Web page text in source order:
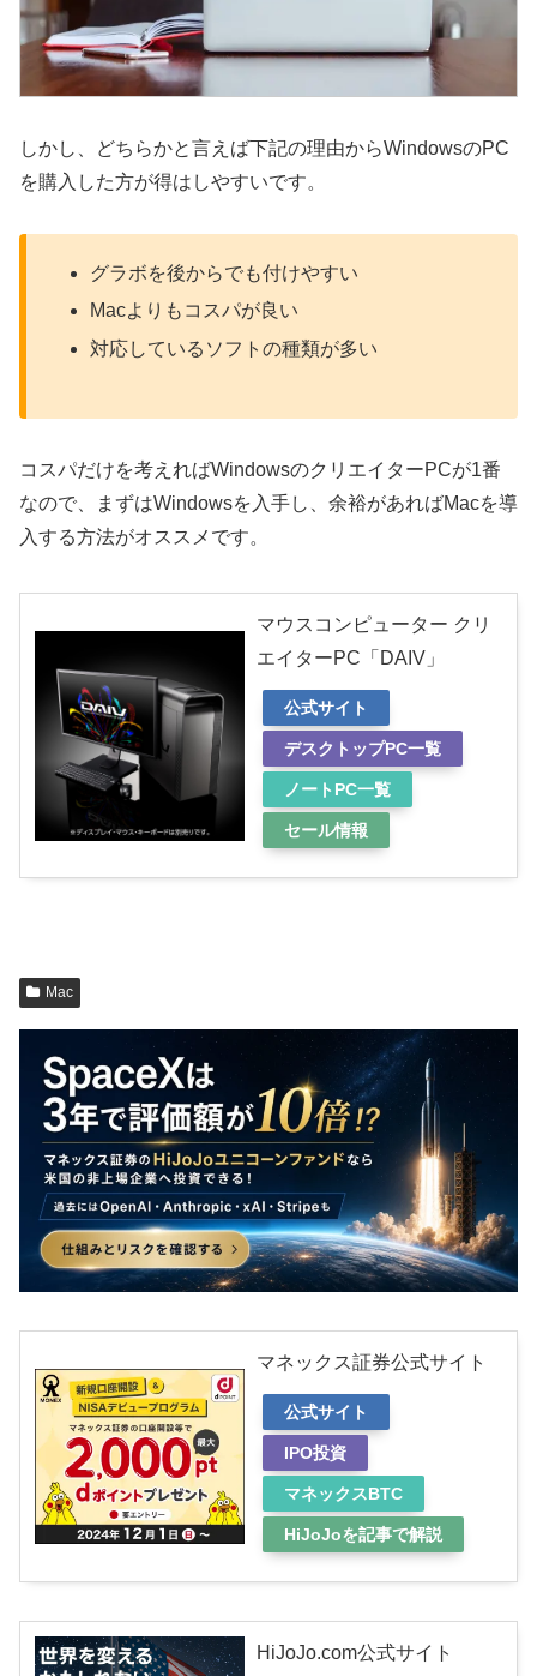
しかし、どちらかと言えば下記の理由からWindowsのPC
を購入した方が得はしやすいです。
グラボを後からでも付けやすい
Macよりもコスパが良い
対応しているソフトの種類が多い
コスパだけを考えればWindowsのクリエイターPCが1番
なので、まずはWindowsを入手し、余裕があればMacを導
入する方法がオススメです。
マウスコンピューター クリ
エイターPC「DAIV」
公式サイト
デスクトップPC一覧
ノートPC一覧
セール情報
Mac
マネックス証券公式サイト
公式サイト
IPO投資
マネックスBTC
HiJoJoを記事で解説
HiJoJo.com公式サイト